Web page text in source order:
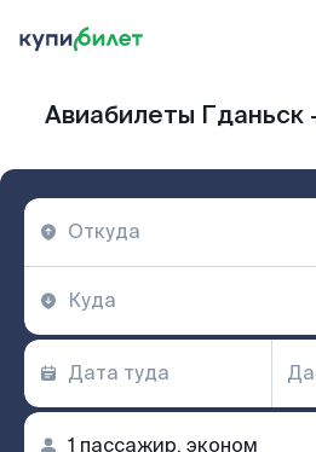
Авиабилеты Гданьск